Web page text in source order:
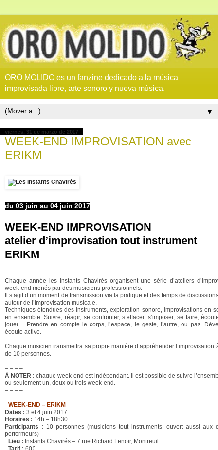
ORO MOLIDO es un fanzine dedicado a la música
improvisada libre, arte sonoro y nueva música.
▼
viernes, 31 de marzo de 2017
WEEK-END IMPROVISATION avec
ERIKM
du 03 juin au 04 juin 2017
WEEK-END IMPROVISATION
atelier d’improvisation tout instrument
ERIKM
Chaque année les Instants Chavirés organisent une série d’ateliers
week-end menés par des musiciens professionnels.
Il s’agit d’un moment de transmission via la pratique et des temps de
autour de l’improvisation musicale.
Techniques étendues des instruments, exploration sonore, improvisations en
en ensemble. Suivre, réagir, se confronter, s’effacer, s’imposer, se taire,
jouer… Prendre en compte le corps, l’espace, le geste, l’autre, ou pas.
écoute active.
Chaque musicien transmettra sa propre manière d’appréhender l’improvisation
de 10 personnes.
– – – –
À NOTER : chaque week-end est indépendant. Il est possible de suivre
ou seulement un, deux ou trois week-end.
– – – –
WEEK-END – ERIKM
Dates : 3 et 4 juin 2017
Horaires : 14h – 18h30
Participants : 10 personnes (musiciens tout instruments, ouvert aussi aux
performeurs)
Lieu : Instants Chavirés – 7 rue Richard Lenoir, Montreuil